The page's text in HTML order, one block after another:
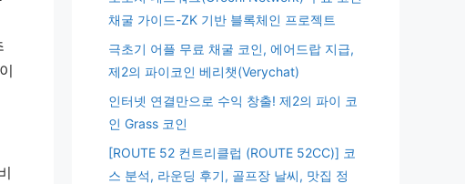
채굴 가이드-ZK 기반 블록체인 프로젝트
극초기 어플 무료 채굴 코인, 에어드랍 지급,
제2의 파이코인 베리챗(Verychat)
인터넷 연결만으로 수익 창출! 제2의 파이 코
인 Grass 코인
[ROUTE 52 컨트리클럽 (ROUTE 52CC)] 코
스 분석, 라운딩 후기, 골프장 날씨, 맛집 정